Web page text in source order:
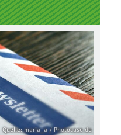
Quelle: maria_a / Photocase.de